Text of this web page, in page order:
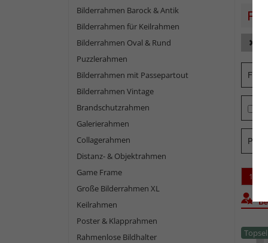
1
Bilderrahmen Barock & Antik
Bilderrahmen für Keilrahmen
Bilderrahmen Oval & Rund
Puzzlerahmen
Bilderrahmen mit Passepartout
Bilderrahmen Vintage
Brandschutzrahmen
Galerierahmen
Collagerahmen
Distanz- & Objektrahmen
Game Frame
Große Bilderrahmen XL
Keilrahmen
Poster & Klapprahmen
Rahmenlose Bildhalter